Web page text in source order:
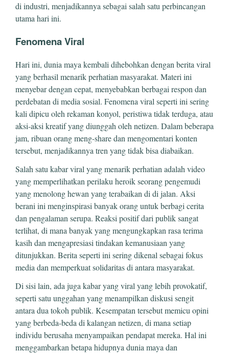
di industri, menjadikannya sebagai salah satu perbincangan
utama hari ini.
Fenomena Viral
Hari ini, dunia maya kembali dihebohkan dengan berita viral
yang berhasil menarik perhatian masyarakat. Materi ini
menyebar dengan cepat, menyebabkan berbagai respon dan
perdebatan di media sosial. Fenomena viral seperti ini sering
kali dipicu oleh rekaman konyol, peristiwa tidak terduga, atau
aksi-aksi kreatif yang diunggah oleh netizen. Dalam beberapa
jam, ribuan orang meng-share dan mengomentari konten
tersebut, menjadikannya tren yang tidak bisa diabaikan.
Salah satu kabar viral yang menarik perhatian adalah video
yang memperlihatkan perilaku heroik seorang pengemudi
yang menolong hewan yang terabaikan di di jalan. Aksi
berani ini menginspirasi banyak orang untuk berbagi cerita
dan pengalaman serupa. Reaksi positif dari publik sangat
terlihat, di mana banyak yang mengungkapkan rasa terima
kasih dan mengapresiasi tindakan kemanusiaan yang
ditunjukkan. Berita seperti ini sering dikenal sebagai fokus
media dan memperkuat solidaritas di antara masyarakat.
Di sisi lain, ada juga kabar yang viral yang lebih provokatif,
seperti satu unggahan yang menampilkan diskusi sengit
antara dua tokoh publik. Kesempatan tersebut memicu opini
yang berbeda-beda di kalangan netizen, di mana setiap
individu berusaha menyampaikan pendapat mereka. Hal ini
menggambarkan betapa hidupnya dunia maya dan